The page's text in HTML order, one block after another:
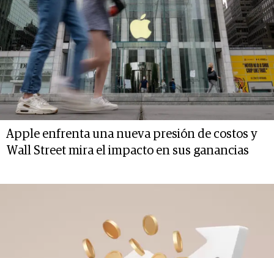
Apple enfrenta una nueva presión de costos y
Wall Street mira el impacto en sus ganancias